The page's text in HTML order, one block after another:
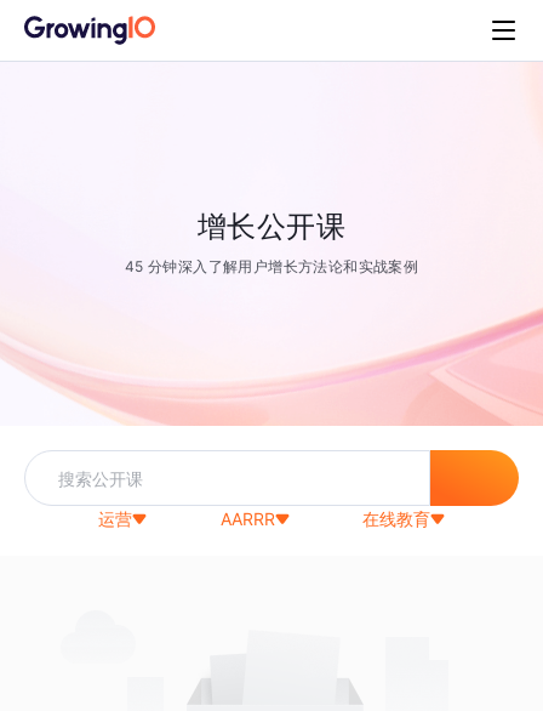
增长公开课
45 分钟深入了解用户增长方法论和实战案例
运营 AARRR 在线教育